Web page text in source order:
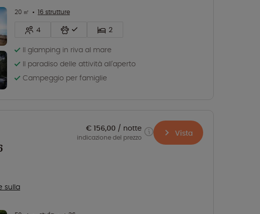
20 ㎡ 16 strutture
4
2
Il glamping in riva al mare
Il paradiso delle attività all'aperto
Campeggio per famiglie
sulla
€ 156,00 notte
indicazione del prezzo Vista